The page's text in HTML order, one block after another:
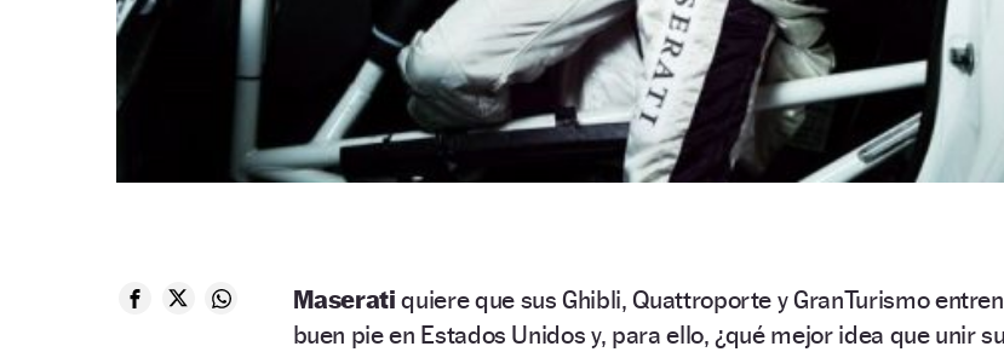
Maserati quiere que sus Ghibli, Quattroporte y GranTurismo
buen pie en Estados Unidos y, para ello, ¿qué mejor idea que unir